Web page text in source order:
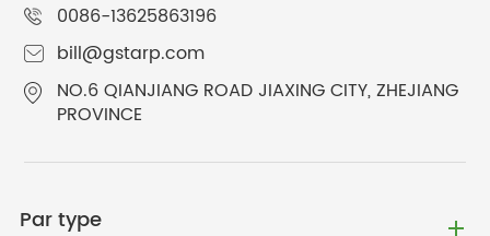
0086-13625863196
bill@gstarp.com
NO.6 QIANJIANG ROAD JIAXING CITY, ZHEJIANG
PROVINCE
Par type